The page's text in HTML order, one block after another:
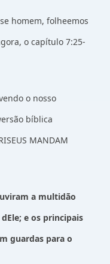
homem, folheemos
o capítulo 7:25-
o nosso
bíblica
MANDAM
a multidão
e os principais
guardas para o